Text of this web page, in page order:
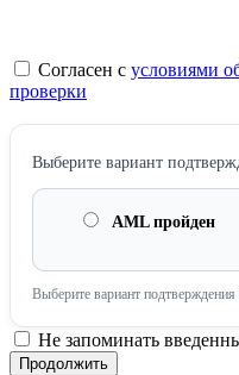
Согласен с условиями
проверки
Выберите вариант
AML пройден
Выберите вариант
Не запоминать